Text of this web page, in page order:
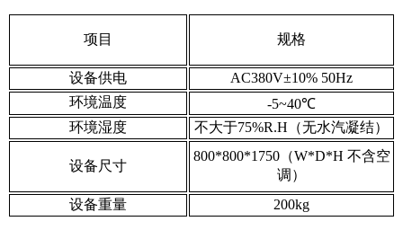
项目 规格
设备供电
AC380V±10% 50Hz
环境温度
-5~40℃
环境湿度
不大于75%R.H（无水汽凝结）
设备尺寸
800*800*1750（W*D*H 不含空
调）
设备重量
200kg